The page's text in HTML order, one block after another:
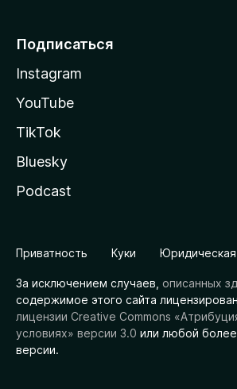
Подписаться
Instagram
YouTube
TikTok
Bluesky
Podcast
Приватность Куки
За исключением случаев, описанных
содержимое этого сайта
лицензии Creative Commons
условиях» версии 3.0 или любой
версии.